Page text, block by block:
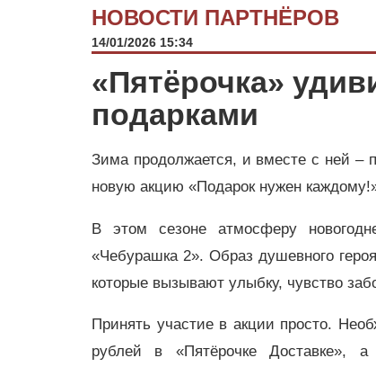
НОВОСТИ ПАРТНЁРОВ
14/01/2026 15:34
«Пятёрочка»
подарками
Зима продолжается, и вместе с ней –
новую акцию «Подарок нужен
В этом сезоне атмосферу
«Чебурашка 2». Образ душевного
которые вызывают улыбку, чувство
Принять участие в акции просто.
рублей в «Пятёрочке Доставке»,